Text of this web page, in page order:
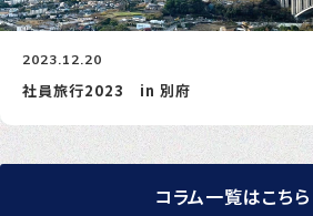
2023.12.20
社員旅行2023 in 別府
コラム一覧はこちら